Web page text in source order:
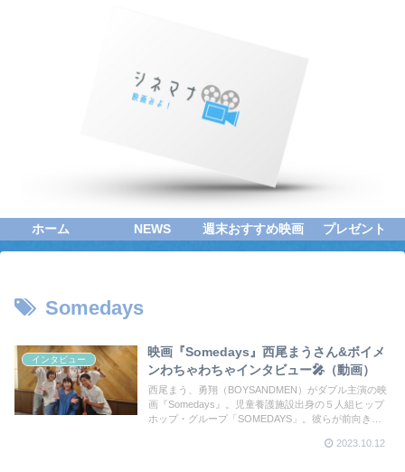
ホーム NEWS 週末おすすめ映画 プレゼント
Somedays
インタビュー
映画『Somedays』西尾まうさん&ボイメ
ンわちゃわちゃインタビュー🎤（動画）
西尾まう、勇翔（BOYSANDMEN）がダブル主演の映
画『Somedays』。児童養護施設出身の５人組ヒップ
ホップ・グループ「SOMEDAYS」。彼らが前向きな
やさしく結ぶ。ボイメンの辻本達規、平松賢人、本田
2023.10.12